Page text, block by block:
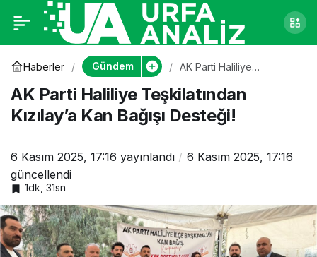
Haberler Gündem
AK Parti Haliliye
Kan Bağışı Desteği!
AK Parti Haliliye Teşkilatından
Kızılay’a Kan Bağışı Desteği!
6 Kasım 2025, 17:16 yayınlandı
6 Kasım 2025, 17:16
güncellendi
1dk, 31sn
AK Parti Haliliye
Teşkilatından
Kızılay’a Kan Bağışı
Desteği!
0